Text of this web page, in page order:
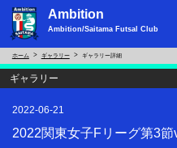
Ambition
Ambition/Saitama Futsal Club
ホーム ギャラリー ギャラリー詳細
ギャラリー
2022-06-21
2022関東女子Fリーグ第3